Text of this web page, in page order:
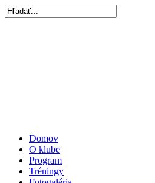
Domov
O klube
Program
Tréningy